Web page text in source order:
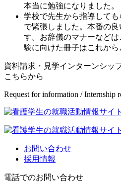
本当に勉強になりました。
学校で先生から指導して
で緊張しました。本番の
す。お辞儀のマナーなど
験に向けた冊子はこれから
資料請求・見学インターンシッ
こちらから
Request for information / Internship
お問い合わせ
採用情報
電話でのお問い合わせ